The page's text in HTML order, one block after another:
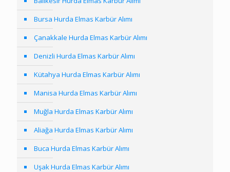
Bursa Hurda Elmas Karbür Alımı
Çanakkale Hurda Elmas Karbür Alımı
Denizli Hurda Elmas Karbür Alımı
Kütahya Hurda Elmas Karbür Alımı
Manisa Hurda Elmas Karbür Alımı
Muğla Hurda Elmas Karbür Alımı
Aliağa Hurda Elmas Karbür Alımı
Buca Hurda Elmas Karbür Alımı
Uşak Hurda Elmas Karbür Alımı